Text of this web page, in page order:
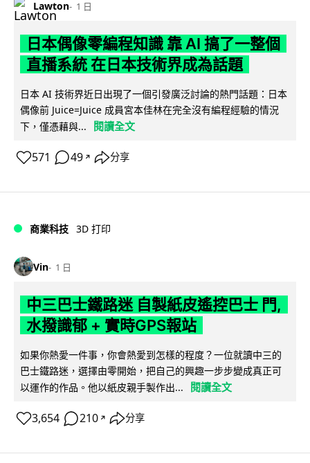
Lawton 1 日
日本偶像零編程知識 靠 AI 搞了一整個
直播系統 在日本技術界成為話題
日本 AI 技術界近日出現了一個引發廣泛討論的熱門話題：日本
偶像前 Juice=Juice 成員宮本佳林在完全沒有編程經驗的情況
下，僅憑藉與...
閱讀全文
571 49 ↗ 分享
商業科技 3D 打印
Vin 1 日
中三巴士鐵路迷 自製紙皮遙控巴士 門,
水撥識郁 + 實時GPS報站
如果你熱愛一件事，你會熱愛到怎樣的程度？一位就讀中三的
巴士鐵路迷，選擇由零開始，把自己的興趣一步步變成真正可
以運作的作品。他以紙皮親手製作出...
閱讀全文
3,654 210 ↗ 分享